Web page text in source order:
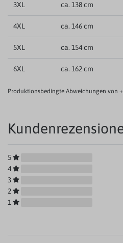
3XL ca. 138 cm
4XL ca. 146 cm
5XL ca. 154 cm
6XL ca. 162 cm
Produktionsbedingte Abweichungen von
5
4
3
2
1